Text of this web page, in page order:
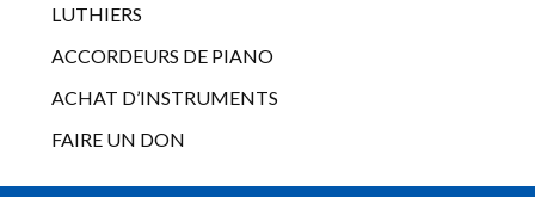
LUTHIERS
ACCORDEURS DE PIANO
ACHAT D’INSTRUMENTS
FAIRE UN DON